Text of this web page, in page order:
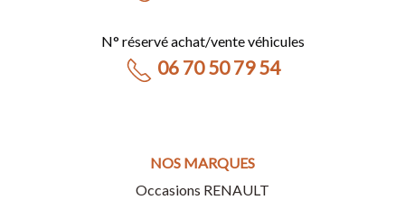
N° réservé achat/vente véhicules
06 70 50 79 54
NOS MARQUES
Occasions RENAULT